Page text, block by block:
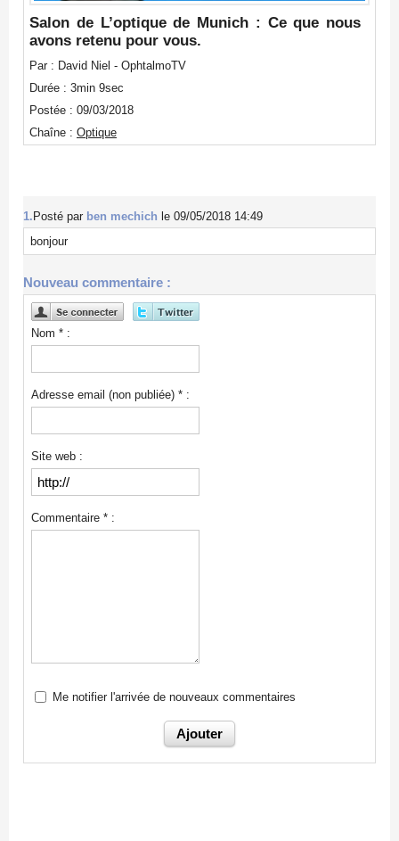
Salon de L’optique de Munich : Ce que nous
avons retenu pour vous.
Par : David Niel - OphtalmoTV
Durée : 3min 9sec
Postée : 09/03/2018
Chaîne : Optique
1. Posté par ben mechich le 09/05/2018 14:49
bonjour
Nouveau commentaire :
Nom * :
Adresse email (non publiée) * :
Site web :
Commentaire * :
Me notifier l'arrivée de nouveaux commentaires